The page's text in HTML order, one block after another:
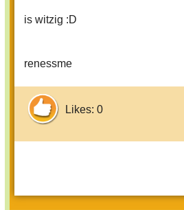
is witzig :D
renessme
Likes: 0